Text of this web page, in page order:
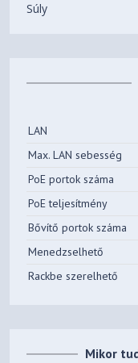
Súly
LAN
Max. LAN sebesség
PoE portok száma
PoE teljesítmény
Bővítő portok száma
Menedzselhető
Rackbe szerelhető
Mikor